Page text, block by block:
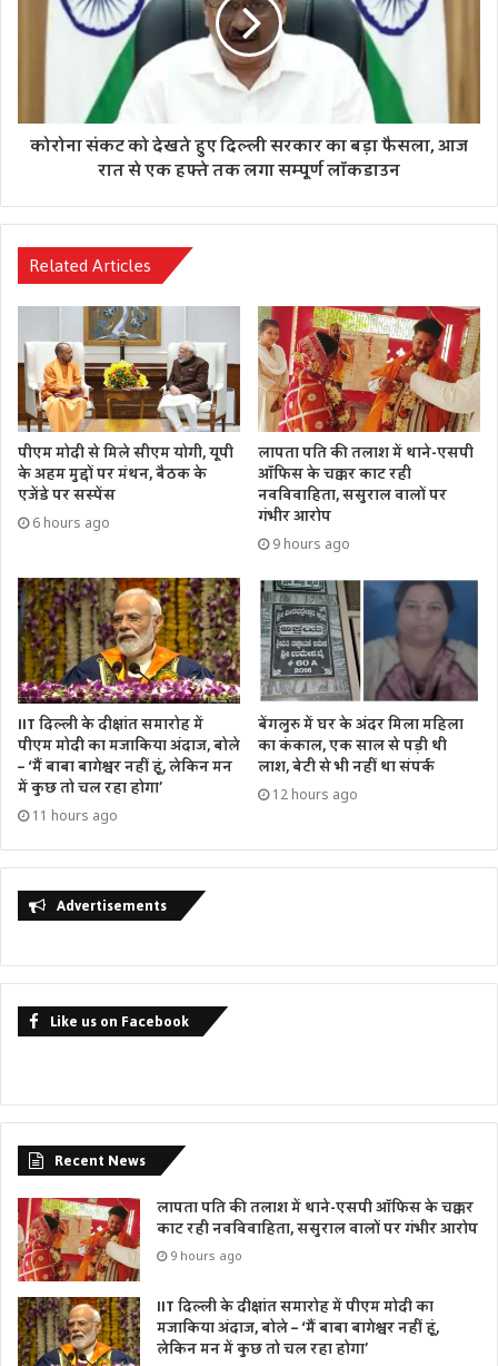
कोरोना संकट को देखते हुए दिल्ली सरकार का बड़ा फैसला, आज
रात से एक हफ्ते तक लगा सम्पूर्ण लॉकडाउन
Related Articles
पीएम मोदी से मिले सीएम योगी, यूपी
के अहम मुद्दों पर मंथन, बैठक के
एजेंडे पर सस्पेंस
6 hours ago
लापता पति की तलाश में थाने-एसपी
ऑफिस के चक्कर काट रही
नवविवाहिता, ससुराल वालों पर
गंभीर आरोप
9 hours ago
IIT दिल्ली के दीक्षांत समारोह में
पीएम मोदी का मजाकिया अंदाज, बोले
– ‘मैं बाबा बागेश्वर नहीं हूं, लेकिन मन
में कुछ तो चल रहा होगा’
11 hours ago
बेंगलुरु में घर के अंदर मिला महिला
का कंकाल, एक साल से पड़ी थी
लाश, बेटी से भी नहीं था संपर्क
12 hours ago
Advertisements
Like us on Facebook
Recent News
लापता पति की तलाश में थाने-एसपी ऑफिस के चक्कर
काट रही नवविवाहिता, ससुराल वालों पर गंभीर आरोप
9 hours ago
IIT दिल्ली के दीक्षांत समारोह में पीएम मोदी का
मजाकिया अंदाज, बोले – ‘मैं बाबा बागेश्वर नहीं हूं,
लेकिन मन में कुछ तो चल रहा होगा’